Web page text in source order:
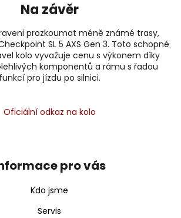
Na závěr
prozkoumat méně známé trasy,
SL 5 AXS Gen 3. Toto schopné
kolo vyvažuje cenu s výkonem díky
komponentů a rámu s řadou
funkcí pro jízdu po silnici.
Oficiální odkaz na kolo
pro vás
Kdo jsme
Servis